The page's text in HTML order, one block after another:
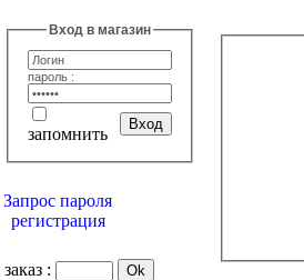
Вход в магазин
пароль :
запомнить
Запрос пароля
регистрация
заказ :